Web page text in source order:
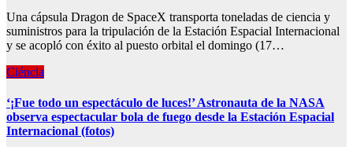
Una cápsula Dragon de SpaceX transporta toneladas de ciencia y
suministros para la tripulación de la Estación Espacial Internacional
y se acopló con éxito al puesto orbital el domingo (17…
Ciéncia
‘¡Fue todo un espectáculo de luces!’ Astronauta de la NASA
observa espectacular bola de fuego desde la Estación Espacial
Internacional (fotos)